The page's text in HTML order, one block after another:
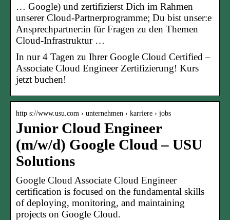
… Google) und zertifizierst Dich im Rahmen
unserer Cloud-Partnerprogramme; Du bist unser:e
Ansprechpartner:in für Fragen zu den Themen
Cloud-Infrastruktur …
In nur 4 Tagen zu Ihrer Google Cloud Certified –
Associate Cloud Engineer Zertifizierung! Kurs
jetzt buchen!
http s://www.usu.com › unternehmen › karriere › jobs
Junior Cloud Engineer
(m/w/d) Google Cloud – USU
Solutions
Google Cloud Associate Cloud Engineer
certification is focused on the fundamental skills
of deploying, monitoring, and maintaining
projects on Google Cloud.